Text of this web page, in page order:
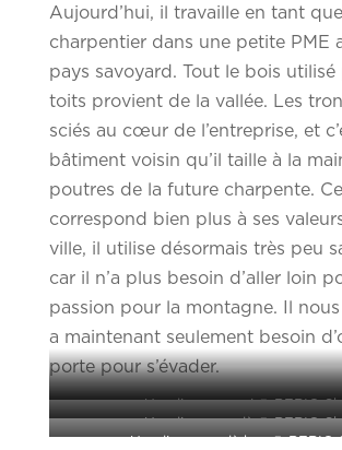
Aujourd’hui, il travaille en tant que
charpentier dans une petite PME
pays savoyard. Tout le bois utilisé
toits provient de la vallée. Les
sciés au cœur de l’entreprise, et
bâtiment voisin qu’il taille à la
poutres de la future charpente.
correspond bien plus à ses
ville, il utilise désormais très peu
car il n’a plus besoin d’aller loin
passion pour la montagne. Il
a maintenant seulement besoin
porte pour s’évader.
Une ligne par ci © BERIO
Une ligne par là © BERIO
Une ligne par là bas © BERIO